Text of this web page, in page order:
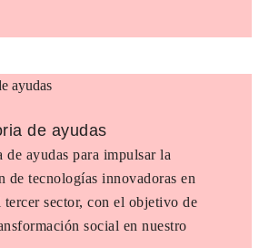
de ayudas
de ayudas para impulsar la
de tecnologías innovadoras en
tercer sector, con el objetivo de
social en nuestro